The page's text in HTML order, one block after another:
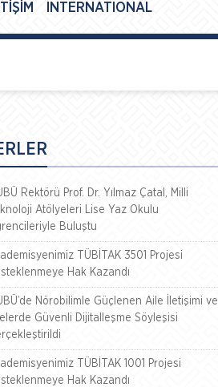
INTERNATIONAL
Rektörü Prof. Dr. Yılmaz Çatal, Milli
Atölyeleri Lise Yaz Okulu
Buluştu
TÜBİTAK 3501 Projesi
Hak Kazandı
Nörobilimle Güçlenen Aile İletişimi ve
Güvenli Dijitalleşme Söyleşisi
TÜBİTAK 1001 Projesi
Hak Kazandı